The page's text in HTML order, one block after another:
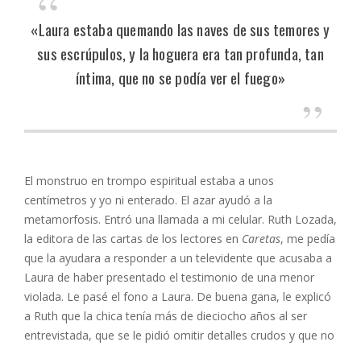
«Laura estaba quemando las naves de sus temores y
sus escrúpulos, y la hoguera era tan profunda, tan
íntima, que no se podía ver el fuego»
El monstruo en trompo espiritual estaba a unos
centímetros y yo ni enterado. El azar ayudó a la
metamorfosis. Entró una llamada a mi celular. Ruth Lozada,
la editora de las cartas de los lectores en Caretas, me pedía
que la ayudara a responder a un televidente que acusaba a
Laura de haber presentado el testimonio de una menor
violada. Le pasé el fono a Laura. De buena gana, le explicó
a Ruth que la chica tenía más de dieciocho años al ser
entrevistada, que se le pidió omitir detalles crudos y que no